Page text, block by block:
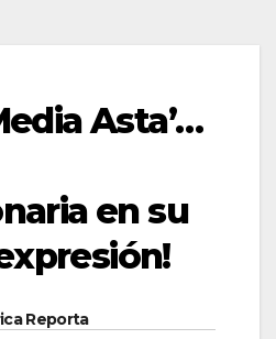
Asta’…
en su
Reporta